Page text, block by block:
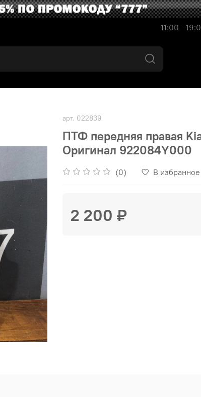
11:00 -
арт. 022839
ПТФ передняя правая
Оригинал 922084Y000
(0) В избранное
2 200 ₽